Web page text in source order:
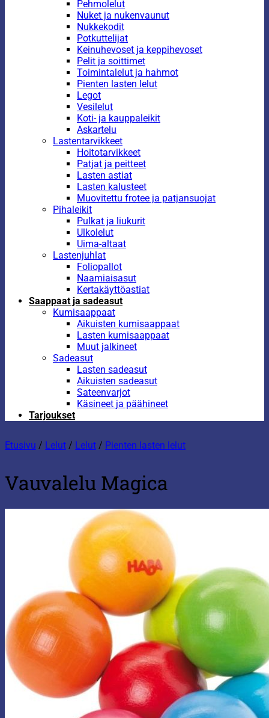
Pehmolelut
Nuket ja nukenvaunut
Nukkekodit
Potkuttelijat
Keinuhevoset ja keppihevoset
Pelit ja soittimet
Toimintalelut ja hahmot
Pienten lasten lelut
Legot
Vesilelut
Koti- ja kauppaleikit
Askartelu
Lastentarvikkeet
Hoitotarvikkeet
Patjat ja peitteet
Lasten astiat
Lasten kalusteet
Muovitettu frotee ja patjansuojat
Pihaleikit
Pulkat ja liukurit
Ulkolelut
Uima-altaat
Lastenjuhlat
Foliopallot
Naamiaisasut
Kertakäyttöastiat
Saappaat ja sadeasut
Kumisaappaat
Aikuisten kumisaappaat
Lasten kumisaappaat
Muut jalkineet
Sadeasut
Lasten sadeasut
Aikuisten sadeasut
Sateenvarjot
Käsineet ja päähineet
Tarjoukset
Etusivu / Lelut / Lelut / Pienten lasten lelut
Vauvalelu Magica